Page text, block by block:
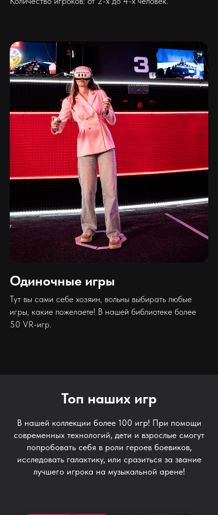
Одиночные игры
Тут вы сами себе хозяин, вольны выбирать любые
игры, какие пожелаете! В нашей библиотеке более
50 VR-игр.
Топ наших игр
В нашей коллекции более 100 игр! При помощи
современных технологий, дети и взрослые смогут
попробовать себя в роли героев боевиков,
исследовать галактику, или сразиться за звание
лучшего игрока на музыкальной арене!